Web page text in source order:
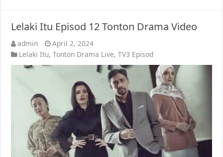
Lelaki Itu Episod 12 Tonton Drama Video
admin
April 2, 2024
Lelaki Itu,Tonton Drama Live,TV3 Episod